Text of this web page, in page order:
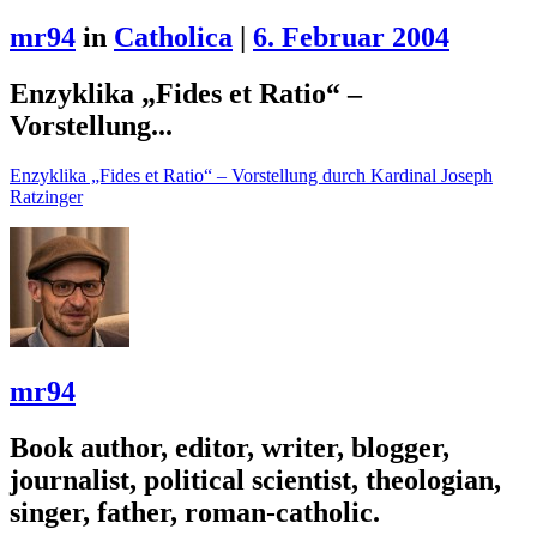
mr94 in Catholica | 6. Februar 2004
Enzyklika „Fides et Ratio“ –
Vorstellung...
Enzyklika „Fides et Ratio“ – Vorstellung durch Kardinal Joseph
Ratzinger
mr94
Book author, editor, writer, blogger,
journalist, political scientist, theologian,
singer, father, roman-catholic.